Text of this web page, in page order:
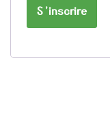
S’inscrire